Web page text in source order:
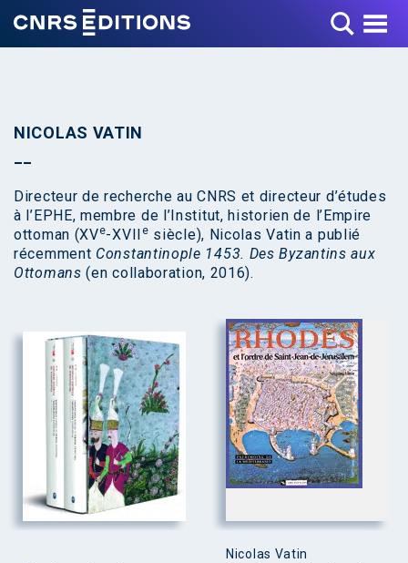
Toggle Menu
NICOLAS VATIN
Directeur de recherche au CNRS et directeur d’études
à l’EPHE, membre de l’Institut, historien de l’Empire
ottoman (XVe-XVIIe siècle), Nicolas Vatin a publié
récemment Constantinople 1453. Des Byzantins aux
Ottomans (en collaboration, 2016).
Nicolas Vatin